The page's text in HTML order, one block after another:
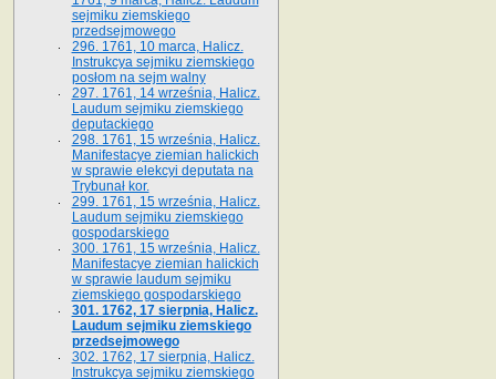
sejmiku ziemskiego
przedsejmowego
296. 1761, 10 marca, Halicz.
Instrukcya sejmiku ziemskiego
posłom na sejm walny
297. 1761, 14 września, Halicz.
Laudum sejmiku ziemskiego
deputackiego
298. 1761, 15 września, Halicz.
Manifestacye ziemian halickich
w sprawie elekcyi deputata na
Trybunał kor.
299. 1761, 15 września, Halicz.
Laudum sejmiku ziemskiego
gospodarskiego
300. 1761, 15 września, Halicz.
Manifestacye ziemian halickich
w sprawie laudum sejmiku
ziemskiego gospodarskiego
301. 1762, 17 sierpnia, Halicz.
Laudum sejmiku ziemskiego
przedsejmowego
302. 1762, 17 sierpnia, Halicz.
Instrukcya sejmiku ziemskiego